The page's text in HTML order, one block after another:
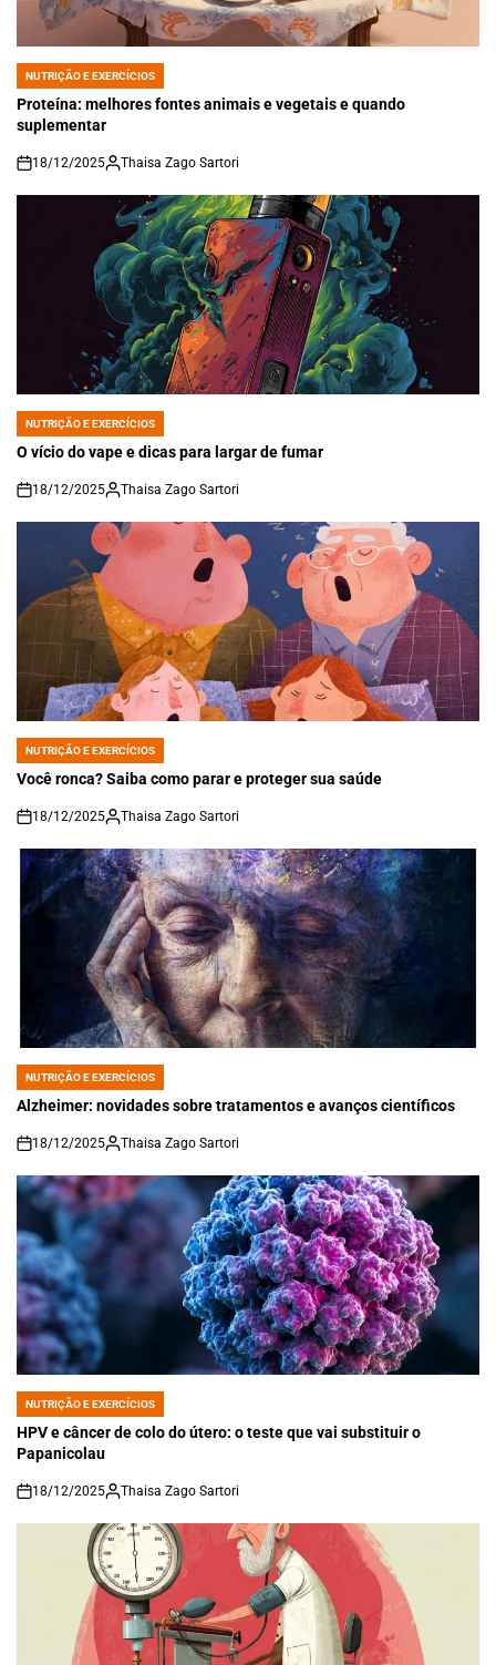
POSTED
IN
NUTRIÇÃO E EXERCÍCIOS
Proteína: melhores fontes animais e vegetais e quando
suplementar
on
18/12/2025 Thaisa Zago Sartori
POSTED
IN
NUTRIÇÃO E EXERCÍCIOS
O vício do vape e dicas para largar de fumar
on
18/12/2025 Thaisa Zago Sartori
POSTED
IN
NUTRIÇÃO E EXERCÍCIOS
Você ronca? Saiba como parar e proteger sua saúde
on
18/12/2025 Thaisa Zago Sartori
POSTED
IN
NUTRIÇÃO E EXERCÍCIOS
Alzheimer: novidades sobre tratamentos e avanços científicos
on
18/12/2025 Thaisa Zago Sartori
POSTED
IN
NUTRIÇÃO E EXERCÍCIOS
HPV e câncer de colo do útero: o teste que vai substituir o
Papanicolau
on
18/12/2025 Thaisa Zago Sartori